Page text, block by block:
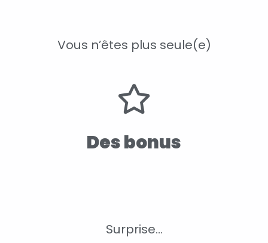
Vous n’êtes plus seule(e)
Des bonus
Surprise…